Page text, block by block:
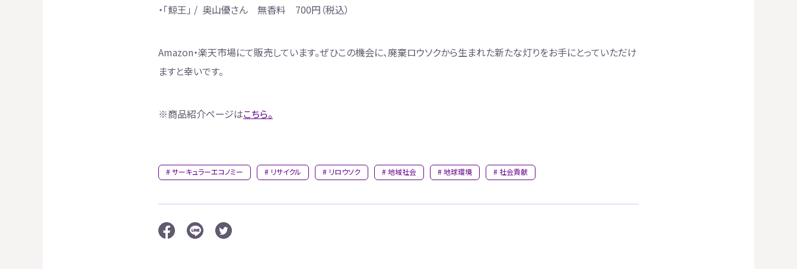
・「鯨王」 / 奥山優さん 無香料 700円（税込）
Amazon・楽天市場にて販売しています。ぜひこの機会に、廃棄ロウソクから生まれた新たな灯りをお手にとっていただけ
ますと幸いです。
※商品紹介ページはこちら。
サーキュラーエコノミー リサイクル リロウソク 地域社会 地球環境 社会貢献